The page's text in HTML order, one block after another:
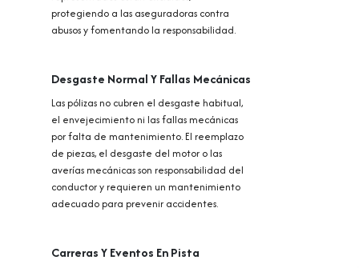
protegiendo a las aseguradoras contra
abusos y fomentando la responsabilidad.
Desgaste Normal Y Fallas Mecánicas
Las pólizas no cubren el desgaste habitual,
el envejecimiento ni las fallas mecánicas
por falta de mantenimiento. El reemplazo
de piezas, el desgaste del motor o las
averías mecánicas son responsabilidad del
conductor y requieren un mantenimiento
adecuado para prevenir accidentes.
Carreras Y Eventos En Pista